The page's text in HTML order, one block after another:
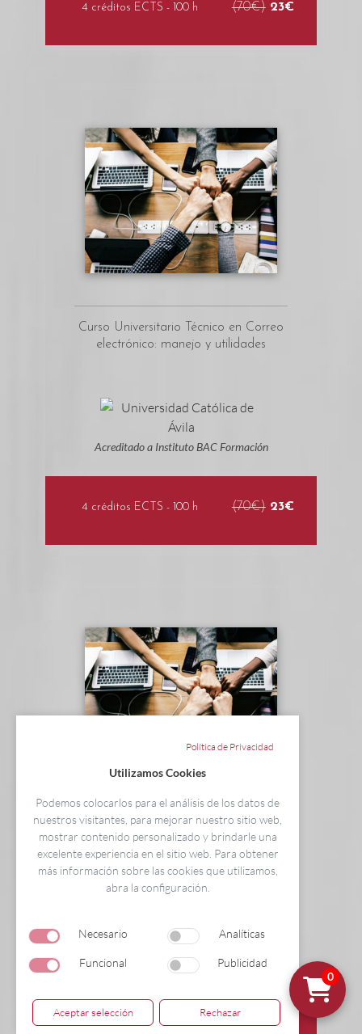
0
Política de Privacidad
Utilizamos Cookies
Podemos colocarlos para el análisis de los datos de
nuestros visitantes, para mejorar nuestro sitio web,
mostrar contenido personalizado y brindarle una
excelente experiencia en el sitio web. Para obtener
más información sobre las cookies que utilizamos,
abra la configuración.
Necesario Analíticas
Funcional Publicidad
Aceptar selección Rechazar
4 créditos ECTS - 100 h (70€) 23€
Curso Universitario Técnico en Correo
electrónico: manejo y utilidades
Acreditado a Instituto BAC Formación
4 créditos ECTS - 100 h (70€) 23€
Curso Universitario Técnico en Excel
2013: manejo y utilidades
Acreditado a Instituto BAC Formación
6 créditos ECTS - 150 h 23€